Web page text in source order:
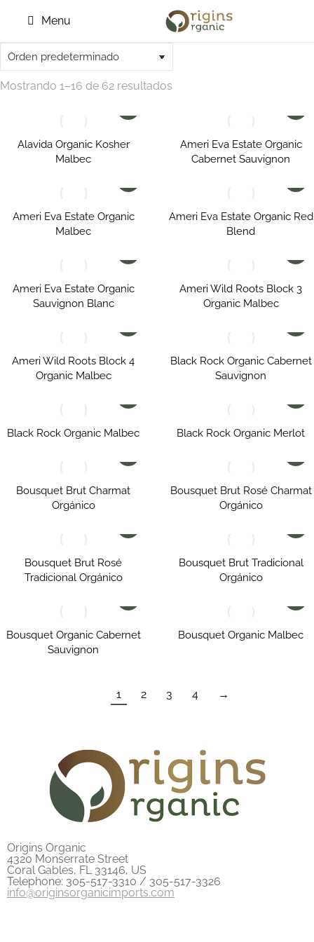
Menu
Mostrando 1–16 de 62 resultados
Alavida Organic Kosher
Malbec
Ameri Eva Estate Organic
Cabernet Sauvignon
Ameri Eva Estate Organic
Malbec
Ameri Eva Estate Organic Red
Blend
Ameri Eva Estate Organic
Sauvignon Blanc
Ameri Wild Roots Block 3
Organic Malbec
Ameri Wild Roots Block 4
Organic Malbec
Black Rock Organic Cabernet
Sauvignon
Black Rock Organic Malbec Black Rock Organic Merlot
Bousquet Brut Charmat
Orgánico
Bousquet Brut Rosé Charmat
Orgánico
Bousquet Brut Rosé
Tradicional Orgánico
Bousquet Brut Tradicional
Orgánico
Bousquet Organic Cabernet
Sauvignon
Bousquet Organic Malbec
1 2 3 4 →
Origins Organic
4320 Monserrate Street
Coral Gables, FL 33146, US
Telephone: 305-517-3310 / 305-517-3326
info@originsorganicimports.com